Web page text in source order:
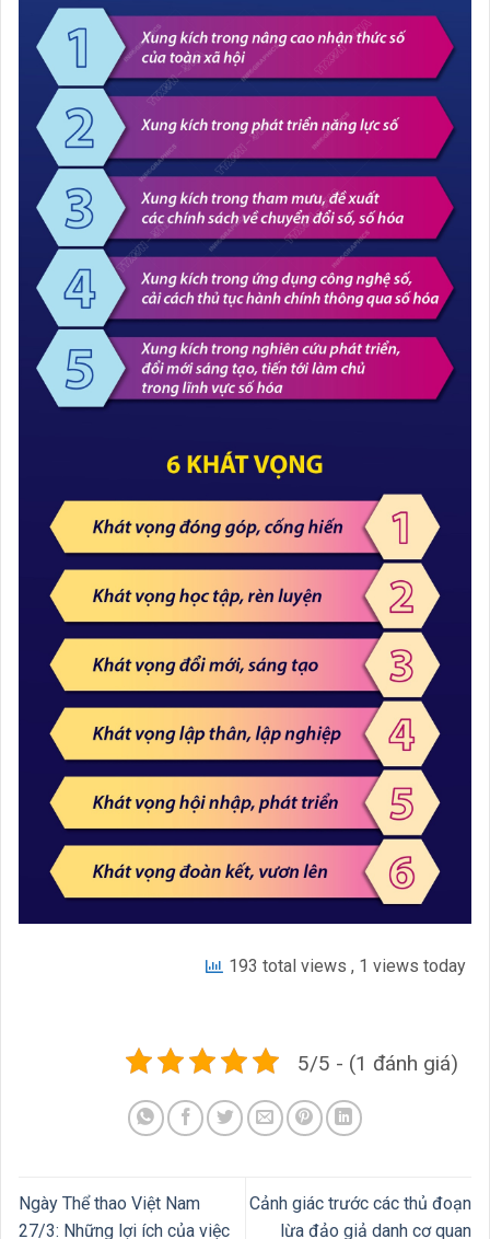
193 total views , 1 views today
5/5 - (1 đánh giá)
Ngày Thể thao Việt Nam
27/3: Những lợi ích của việc
Cảnh giác trước các thủ đoạn
lừa đảo giả danh cơ quan